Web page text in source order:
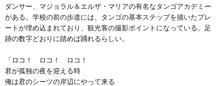
ダンサー、マジョラル＆エルザ・マリアの有名なタンゴアカデミー
がある。学校の前の歩道には、タンゴの基本ステップを描いたプレ
ートが埋め込まれており、観光客の撮影ポイントになっている。足
跡の数字どおりに踏めば踊れるらしい。
「ロコ！ ロコ！ ロコ！
君が孤独の夜を迎える時
俺は君のシーツの岸辺にやって来る